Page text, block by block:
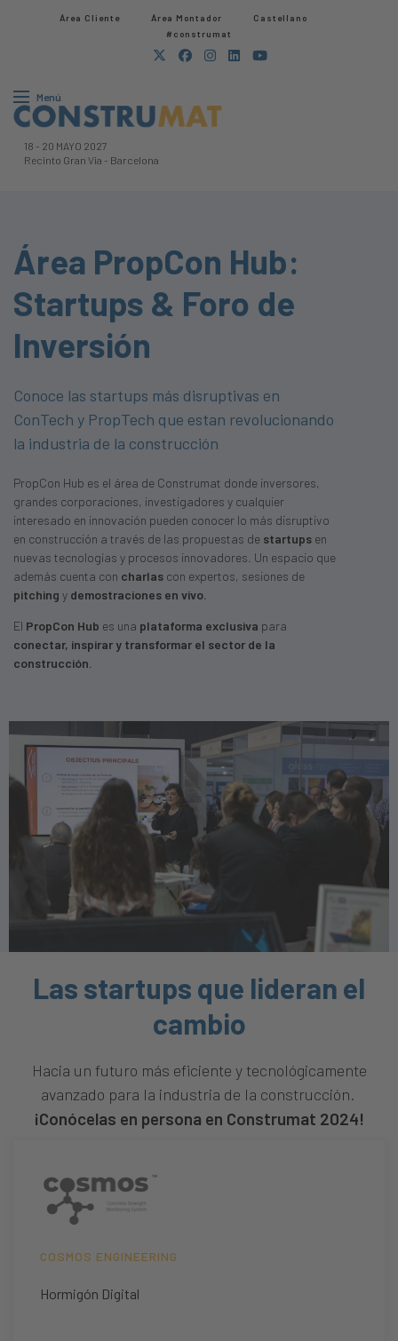
Área Cliente Área Montador
Castellano
#construmat
Menú
18 - 20 MAYO 2027
Recinto Gran Via - Barcelona
Área PropCon Hub:
Startups & Foro de
Inversión
Conoce las startups más disruptivas en
ConTech y PropTech que estan revolucionando
la industria de la construcción
PropCon Hub es el área de Construmat donde inversores,
grandes corporaciones, investigadores y cualquier
interesado en innovación pueden conocer lo más disruptivo
en construcción a través de las propuestas de startups en
nuevas tecnologías y procesos innovadores. Un espacio que
además cuenta con charlas con expertos, sesiones de
pitching y demostraciones en vivo.
El PropCon Hub es una plataforma exclusiva para
conectar, inspirar y transformar el sector de la
construcción.
Las startups que lideran el
cambio
Hacia un futuro más eficiente y tecnológicamente
avanzado para la industria de la construcción.
¡Conócelas en persona en Construmat 2024!
COSMOS ENGINEERING
Hormigón Digital